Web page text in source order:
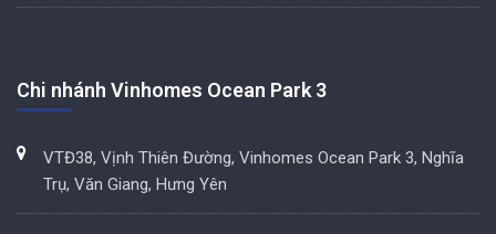
Chi nhánh Vinhomes Ocean Park 3
VTĐ38, Vịnh Thiên Đường, Vinhomes Ocean Park 3, Nghĩa
Trụ, Văn Giang, Hưng Yên